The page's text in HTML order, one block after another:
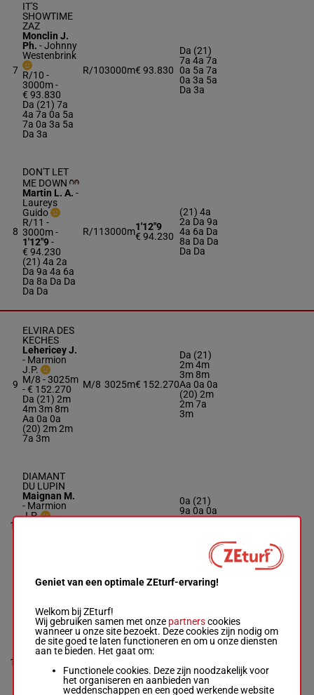
7
IT'S
SHOWTIME
ZAZ
Monclin J.
Ph. -Johnny
Westenbrink
R/10 -
3000m-
€ 93.830
Da (21) 7a
4a 7a 0a 5a
7a 0a 3a 5a
Da 3a
R/103000m€ 93.830
Da (21)
7a 4a 7a
0a 5a 7a
0a 3a 5a
Da 3a
8
DON'T LET
ME DOWN
Martin L. A. -
Laureys
Guido
R/11 -
3000m-
1'12"9-
€ 94.230
(21) 4a 2a
Da 9a 4a 6a
Da 8a Da Da
Da Da
R/113000m1'12"9
€ 94.230
(21) 4a
2a Da 9a
4a 6a Da
8a Da Da
Da Da
9
ELVIRA DES
KECHES
Lehericey J.
- Marmion
J.P.
M/8 - 3025m
- € 152.270
Da (21) 2m
4m 3m 8m
Aa 0a 0a
(20) 2m 2m
7a 3m
M/8 3025m€ 152.270
Da (21)
2m 4m
3m 8m
Aa 0a 0a
(20) 2m
2m 7a
3m
10
DIAMANT
DU LUPIN
Maignan M.
- Marmion
J.P.
0a (21)
9a 0a 0a
7a 9a 3a
11
FORTO DEO
Rochard B.
Terry F.
R/8 - 3025m
€ 177.790
(21) 5m 3m
Dm 0a 1m
1'12"0
€ 177.790
(21) 5m
3m Dm
1m 6a 4a
4m 5a 1a
3a
Geniet van een optimale ZEturf-ervaring!
Welkom bij ZEturf!
Wij gebruiken samen met onze partnerscookies
wanneer u onze site bezoekt. Deze cookies zijn nodig om
de site goed te laten functioneren en om u onze diensten
aan te bieden. Het gaat om:
Functionele cookies. Deze zijn noodzakelijk voor
het organiseren en aanbieden van
weddenschappen en een goed werkende website